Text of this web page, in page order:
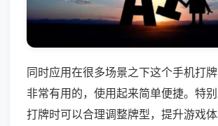
同时应用在很多场景之下这个手机打
非常有用的，使用起来简单便捷。特
打牌时可以合理调整牌型，提升游戏